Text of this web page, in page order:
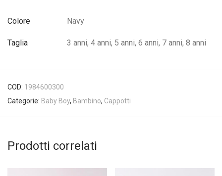
Colore Navy
Taglia 3 anni, 4 anni, 5 anni, 6 anni, 7 anni, 8 anni
COD: 1984600300
Categorie: Baby Boy, Bambino, Cappotti
Prodotti correlati